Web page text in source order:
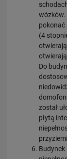
wózków.
pokonać
(4
Do
został
płytą